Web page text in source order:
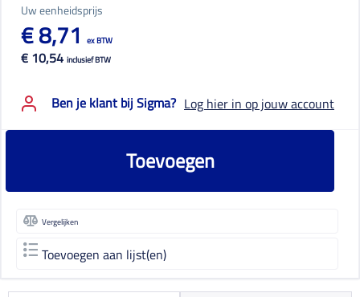
Uw eenheidsprijs
€ 10,54 inclusief BTW
€ 8,71 ex BTW
Ben je klant bij Sigma? Log hier in op jouw account
Toevoegen
Vergelijken
Toevoegen aan lijst(en)